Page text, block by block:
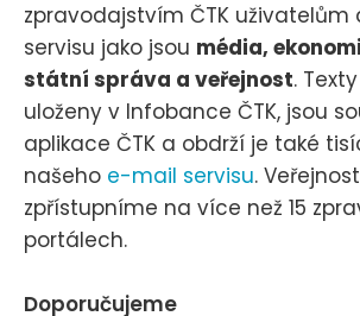
zpravodajstvím ČTK
servisu jako jsou média,
státní správa a veřejnost.
uloženy v Infobance ČTK, jsou
aplikace ČTK a obdrží je také
našeho e-mail servisu.
zpřístupníme na více než 15
portálech.
Doporučujeme